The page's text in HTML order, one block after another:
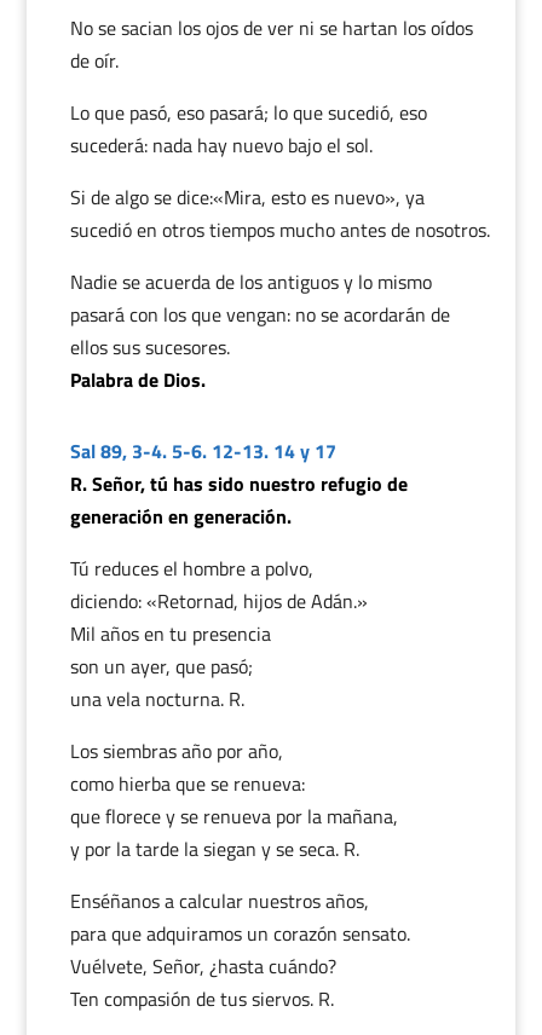
No se sacian los ojos de ver ni se hartan los oídos
de oír.
Lo que pasó, eso pasará; lo que sucedió, eso
sucederá: nada hay nuevo bajo el sol.
Si de algo se dice:«Mira, esto es nuevo», ya
sucedió en otros tiempos mucho antes de nosotros.
Nadie se acuerda de los antiguos y lo mismo
pasará con los que vengan: no se acordarán de
ellos sus sucesores.
Palabra de Dios.
Sal 89, 3-4. 5-6. 12-13. 14 y 17
R. Señor, tú has sido nuestro refugio de
generación en generación.
Tú reduces el hombre a polvo,
diciendo: «Retornad, hijos de Adán.»
Mil años en tu presencia
son un ayer, que pasó;
una vela nocturna. R.
Los siembras año por año,
como hierba que se renueva:
que florece y se renueva por la mañana,
y por la tarde la siegan y se seca. R.
Enséñanos a calcular nuestros años,
para que adquiramos un corazón sensato.
Vuélvete, Señor, ¿hasta cuándo?
Ten compasión de tus siervos. R.